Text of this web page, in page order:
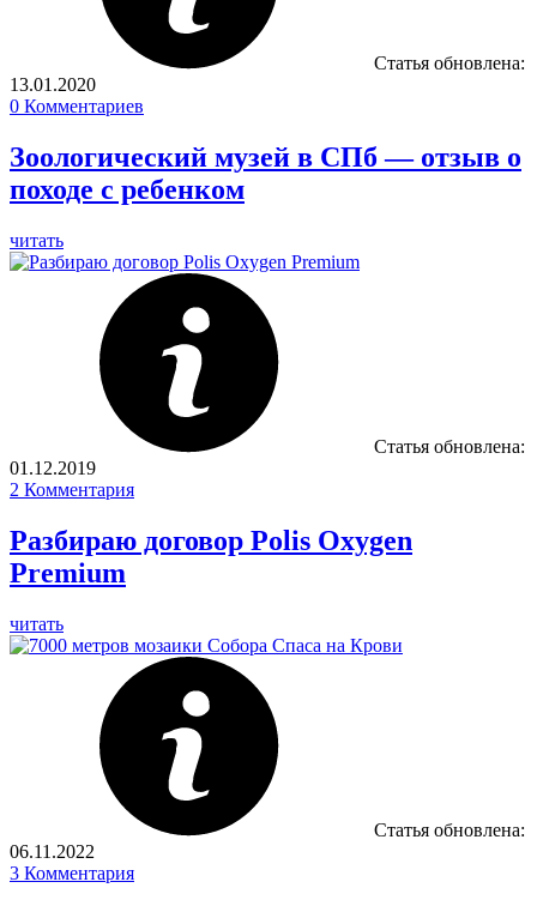
Статья обновлена:
13.01.2020
0 Комментариев
Зоологический музей в СПб — отзыв о
походе с ребенком
читать
Статья обновлена:
01.12.2019
2 Комментария
Разбираю договор Polis Oxygen
Premium
читать
Статья обновлена:
06.11.2022
3 Комментария